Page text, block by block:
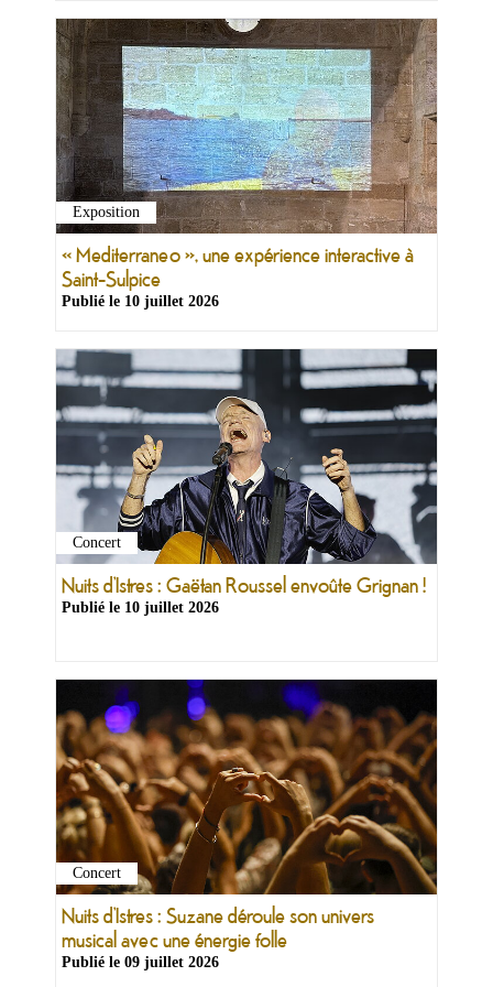
Exposition
« Mediterraneo », une expérience interactive à
Saint-Sulpice
Publié le 10 juillet 2026
Concert
Nuits d’Istres : Gaëtan Roussel envoûte Grignan !
Publié le 10 juillet 2026
Concert
Nuits d’Istres : Suzane déroule son univers
musical avec une énergie folle
Publié le 09 juillet 2026